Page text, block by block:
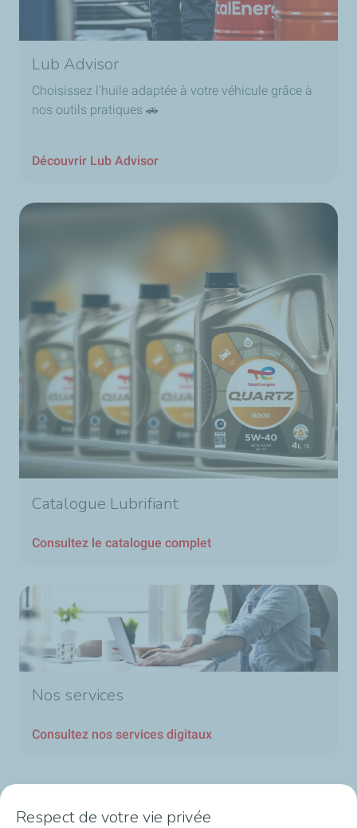
Lub Advisor
Choisissez l’huile adaptée à votre véhicule grâce à
nos outils pratiques 🚗
Découvrir Lub Advisor
Catalogue Lubrifiant
Consultez le catalogue complet
Nos services
Consultez nos services digitaux
Respect de votre vie privée